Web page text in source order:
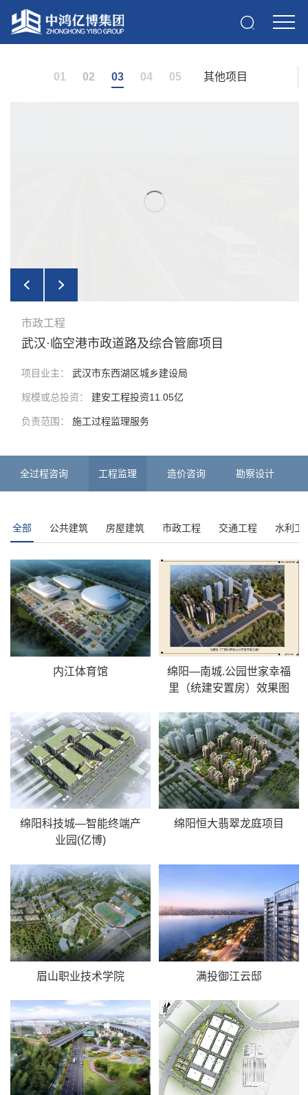
01 02 03 04 05 其他项目
市政工程
武汉·临空港市政道路及综合管廊项目
项目业主： 武汉市东西湖区城乡建设局
规模或总投资： 建安工程投资11.05亿
负责范围： 施工过程监理服务
全过程咨询 工程监理 造价咨询 勘察设计
全部 公共建筑 房屋建筑 市政工程 交通工程 水利工
内江体育馆
绵阳—南城.公园世家幸福
里（统建安置房）效果图
绵阳科技城—智能终端产
业园(亿博)
绵阳恒大翡翠龙庭项目
眉山职业技术学院 满投御江云邸